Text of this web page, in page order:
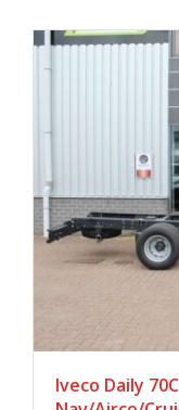
Iveco Daily